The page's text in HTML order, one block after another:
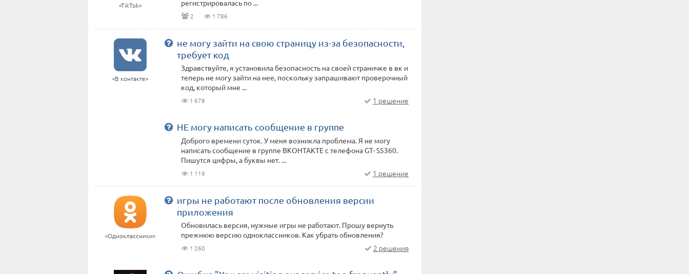
«TikTok»
регистрировалась по ...
2 1 786
«В контакте»
не могу зайти на свою страницу из-за безопасности,
требует код
Здравствуйте, я установила безопасность на своей страничке в вк и
теперь не могу зайти на нее, поскольку запрашивают проверочный
код, который мне ...
1 678 1 решение
НЕ могу написать сообщение в группе
Доброго времени суток. У меня возникла проблема. Я не могу
написать сообщение в группе ВКОНТАКТЕ с телефона GT- S5360.
Пишутся цифры, а буквы нет. ...
1 119 1 решение
«Одноклассники»
игры не работают после обновления версии
приложения
Обновилась версия, нужные игры не работают. Прошу вернуть
прежнюю версию одноклассников. Как убрать обновления?
1 260 2 решения